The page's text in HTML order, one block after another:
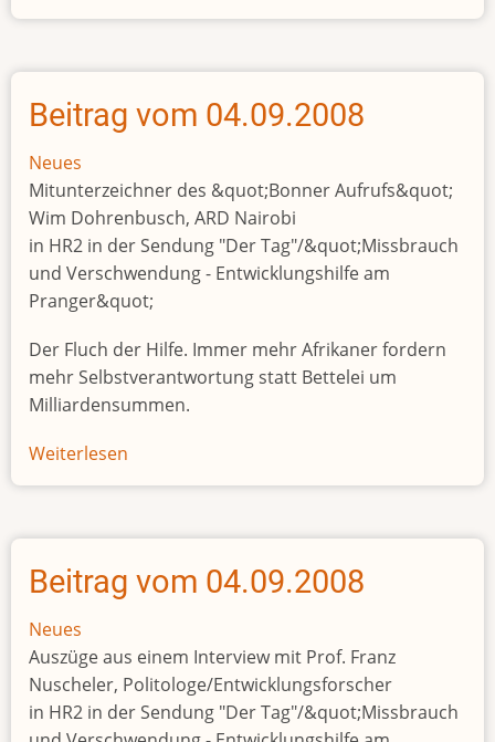
Beitrag
12.10.2008
Beitrag vom 04.09.2008
Neues
Mitunterzeichner des &quot;Bonner Aufrufs&quot;
Wim Dohrenbusch, ARD Nairobi
in HR2 in der Sendung "Der Tag"/&quot;Missbrauch
und Verschwendung - Entwicklungshilfe am
Pranger&quot;
Der Fluch der Hilfe. Immer mehr Afrikaner fordern
mehr Selbstverantwortung statt Bettelei um
Milliardensummen.
Weiterlesen
Beitrag
04.09.2008
Beitrag vom 04.09.2008
Neues
Auszüge aus einem Interview mit Prof. Franz
Nuscheler, Politologe/Entwicklungsforscher
in HR2 in der Sendung "Der Tag"/&quot;Missbrauch